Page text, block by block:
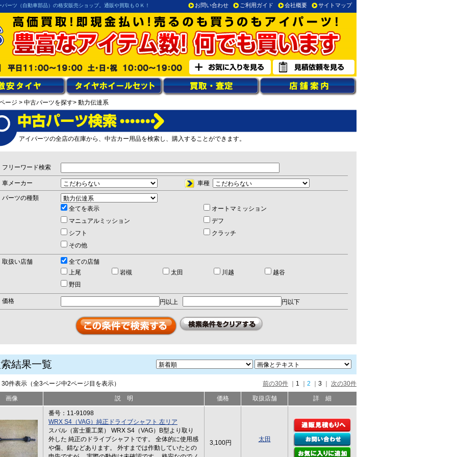
ーツ（自動車部品）の格安販売ショップ。通販や買取もＯＫ！ お問い合わせ ご利用ガイド 会社概要 サイトマップ
ージ > 中古パーツを探す> 動力伝達系
アイパーツの全店の在庫から、中古カー用品を検索し、購入することができます。
フリーワード検索
車メーカー 車種
パーツの種類
全てを表示
オートマミッション
マニュアルミッション
デフ
シフト
クラッチ
その他
取扱い店舗
全ての店舗
上尾
岩槻 太田 川越
越谷
野田
価格 円以上 円以下
結果一覧
件表示（全3ページ中2ページ目を表示） 前の30件 1 2 3 次の30件
画像 説 明 価格 取扱店舗 詳 細
番号：11-91098
WRX S4（VAG）純正ドライブシャフト 左リア
スバル（富士重工業） WRX S4（VAG）B型より取り
外した 純正のドライブシャフトです。 全体的に使用感
や傷、錆などあります。 外すまでは作動していたとの
3,100円 太田